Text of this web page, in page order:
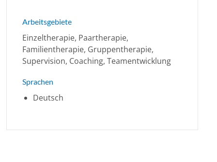
Arbeitsgebiete
Einzeltherapie, Paartherapie,
Familientherapie, Gruppentherapie,
Supervision, Coaching, Teamentwicklung
Sprachen
Deutsch